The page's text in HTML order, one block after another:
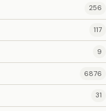
256
117
9
6876
31